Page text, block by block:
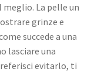
La pelle un
grinze e
succede a una
lasciare una
evitarlo, ti